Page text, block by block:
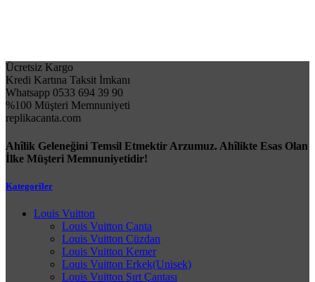
Ücretsiz Kargo
Kredi Kartına Taksit İmkanı
Whatsapp 0533 694 39 90
%100 Müşteri Memnuniyeti
replikacanta.com
Ahîlik Geleneğini Temsil Etmektir Arzumuz. Ahîlikte Esas Olan
İlke Müşteri Memnuniyetidir!
Kategoriler
Louis Vuitton
Louis Vuitton Çanta
Louis Vuitton Cüzdan
Louis Vuitton Kemer
Louis Vuitton Erkek(Unisek)
Louis Vuitton Sırt Çantası